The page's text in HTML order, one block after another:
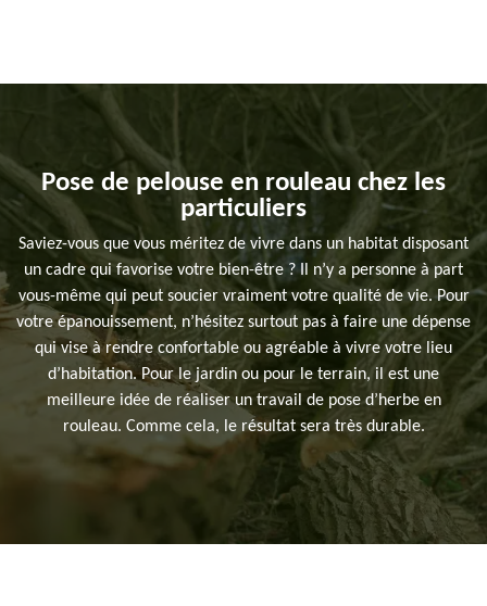
Pose de pelouse en rouleau chez les
particuliers
Saviez-vous que vous méritez de vivre dans un habitat disposant
un cadre qui favorise votre bien-être ? Il n’y a personne à part
vous-même qui peut soucier vraiment votre qualité de vie. Pour
votre épanouissement, n’hésitez surtout pas à faire une dépense
qui vise à rendre confortable ou agréable à vivre votre lieu
d’habitation. Pour le jardin ou pour le terrain, il est une
meilleure idée de réaliser un travail de pose d’herbe en
rouleau. Comme cela, le résultat sera très durable.